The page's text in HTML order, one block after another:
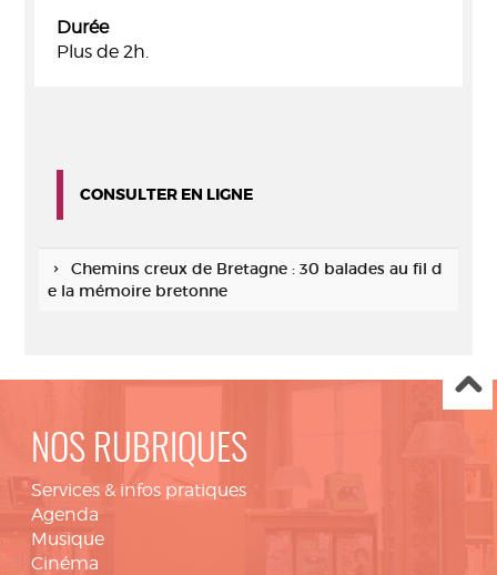
Durée
Plus de 2h.
CONSULTER EN LIGNE
Chemins creux de Bretagne : 30 balades au fil d
e la mémoire bretonne
NOS RUBRIQUES
Services & infos pratiques
Agenda
Musique
Cinéma